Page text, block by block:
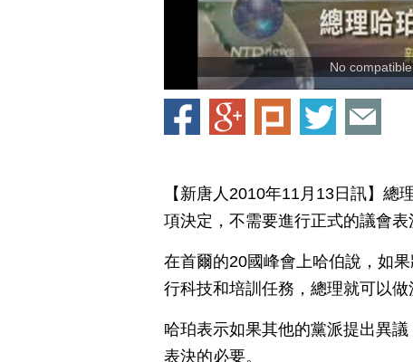
No
【新唐人2010年11月13日訊】
項決定，不需要進行正式的議會表
在首爾的20國峰會上哈伯說，如
行科技和培訓任務，總理就可以做
哈珀表示如果其他的黨派提出異
表決的必要。